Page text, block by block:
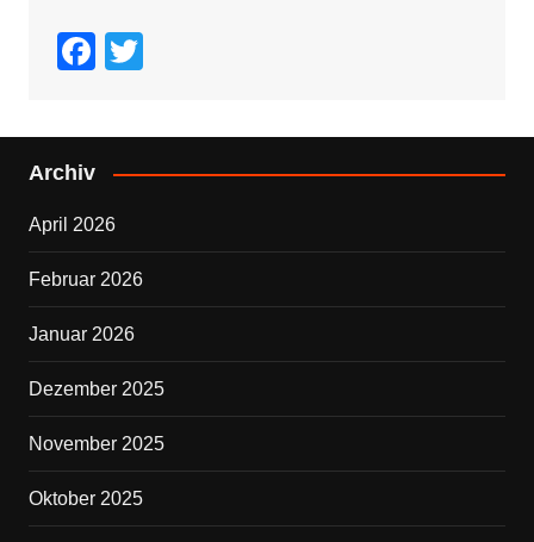
F
c
e
o
o
k
tt
er
Archiv
April 2026
Februar 2026
Januar 2026
Dezember 2025
November 2025
Oktober 2025